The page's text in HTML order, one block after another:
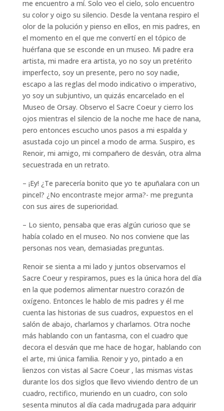
me encuentro a mí. Solo veo el cielo, solo encuentro
su color y oigo su silencio. Desde la ventana respiro el
olor de la polución y pienso en ellos, en mis padres, en
el momento en el que me convertí en el tópico de
huérfana que se esconde en un museo. Mi padre era
artista, mi madre era artista, yo no soy un pretérito
imperfecto, soy un presente, pero no soy nadie,
escapo a las reglas del modo indicativo o imperativo,
yo soy un subjuntivo, un quizás encarcelado en el
Museo de Orsay. Observo el Sacre Coeur y cierro los
ojos mientras el silencio de la noche me hace de nana,
pero entonces escucho unos pasos a mi espalda y
asustada cojo un pincel a modo de arma. Suspiro, es
Renoir, mi amigo, mi compañero de desván, otra alma
secuestrada en un retrato.
– ¡Ey! ¿Te parecería bonito que yo te apuñalara con un
pincel? ¿No encontraste mejor arma?- me pregunta
con sus aires de superioridad.
– Lo siento, pensaba que eras algún curioso que se
había colado en el museo. No nos conviene que las
personas nos vean, demasiadas preguntas.
Renoir se sienta a mi lado y juntos observamos el
Sacre Coeur y respiramos, pues es la única hora del día
en la que podemos alimentar nuestro corazón de
oxígeno. Entonces le hablo de mis padres y él me
cuenta las historias de sus cuadros, expuestos en el
salón de abajo, charlamos y charlamos. Otra noche
más hablando con un fantasma, con el cuadro que
decora el desván que me hace de hogar, hablando con
el arte, mi única familia. Renoir y yo, pintado a en
lienzos con vistas al Sacre Coeur , las mismas vistas
durante los dos siglos que llevo viviendo dentro de un
cuadro, rectifico, muriendo en un cuadro, con solo
sesenta minutos al día cada madrugada para adquirir